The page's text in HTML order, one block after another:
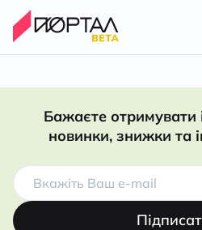
Бажаєте
новинки, знижки та